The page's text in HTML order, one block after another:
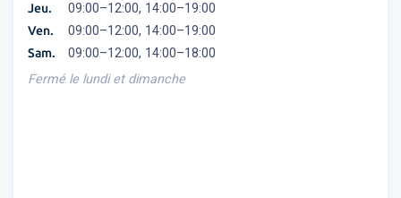
Jeu. 09:00–12:00, 14:00–19:00
Ven. 09:00–12:00, 14:00–19:00
Sam.
09:00–12:00, 14:00–18:00
Fermé le lundi et dimanche